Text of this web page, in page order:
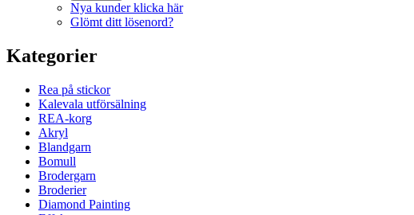
Nya kunder klicka här
Glömt ditt lösenord?
Kategorier
Rea på stickor
Kalevala utförsälning
REA-korg
Akryl
Blandgarn
Bomull
Brodergarn
Broderier
Diamond Painting